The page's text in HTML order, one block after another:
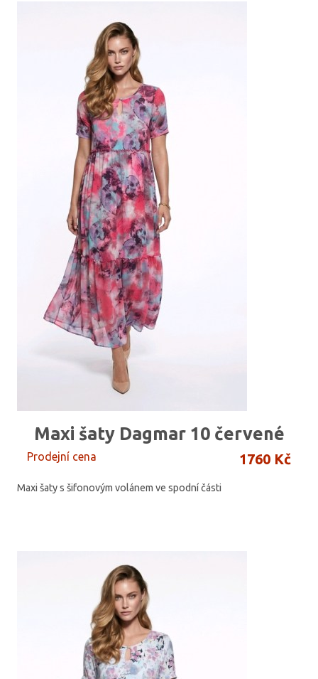
Maxi šaty Dagmar 10 červené
Prodejní cena 1760 Kč
Maxi šaty s šifonovým volánem ve spodní části